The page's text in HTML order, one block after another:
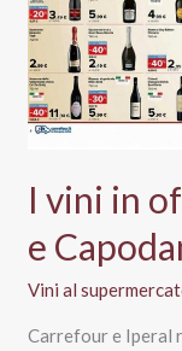
in
offerta
I vini in
e
Vini al
Carrefour e Iperal